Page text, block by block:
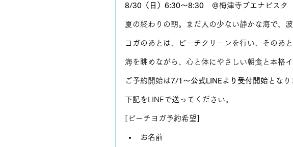
8/30（日）6:30〜8:30 ＠梅津寺ブエナビスタ
夏の終わりの朝。まだ人の少ない静かな海で、
ヨガのあとは、ビーチクリーンを行い、そのあ
海を眺めながら、心と体にやさしい朝食と本格
ご予約開始は7/1〜公式LINEより受付開始 となり
下記をLINEで送ってください。
[ビーチヨガ予約希望]
お名前